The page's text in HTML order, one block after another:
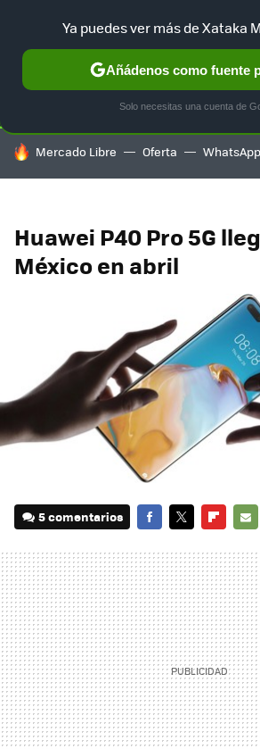
SELECCIÓN GAMING HOME
HOY SE HABLA DE
Mercado Libre Oferta WhatsApp
Huawei P40 Pro 5G
México en abril
5 comentarios
Ya puedes ver más de Xataka
Añádenos como fuente
Solo necesitas una cuenta de